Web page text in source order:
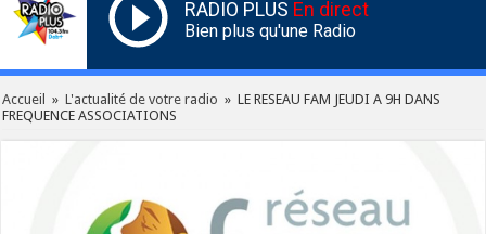
RADIO PLUS En direct
Bien plus qu'une Radio
Accueil » L'actualité de votre radio » LE RESEAU FAM JEUDI A 9H DANS
FREQUENCE ASSOCIATIONS